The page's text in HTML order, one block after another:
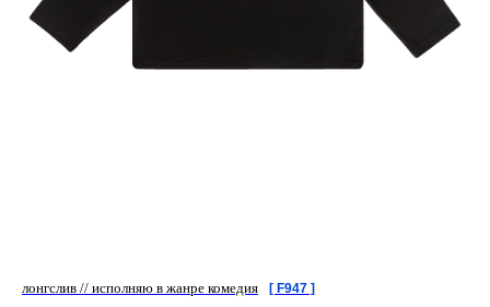
лонгслив // исполняю в жанре комедия [ F947 ]